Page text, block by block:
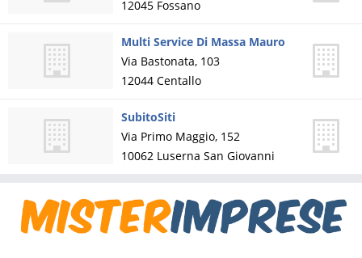
12045 Fossano
Multi Service Di Massa Mauro
Via Bastonata, 103
12044 Centallo
SubitoSiti
Via Primo Maggio, 152
10062 Luserna San Giovanni